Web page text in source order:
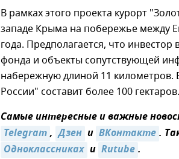
В рамках этого проекта курорт
западе Крыма на побережье между
года. Предполагается, что
фонда и объекты сопутствующей
набережную длиной 11 километров.
России" составит более 100 гектаров.
Самые интересные и важные
Telegram, Дзен и ВКонтакте.
Одноклассниках и Rutube.